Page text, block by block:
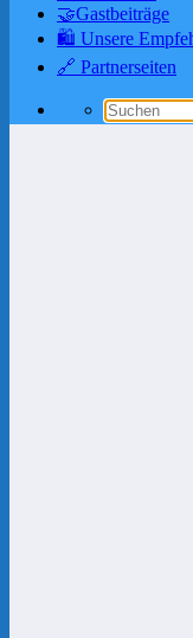
🤝Gastbeiträge
🛍️ Unsere
🔗 Partnerseiten